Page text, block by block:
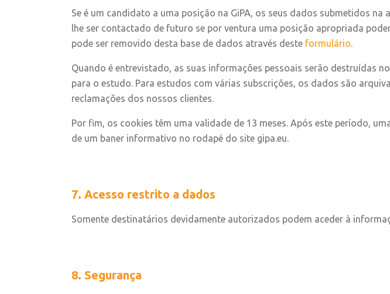
Se é um candidato a uma posição na GiPA, os seus dados submetidos
lhe ser contactado de futuro se por ventura uma posição apropriada
pode ser removido desta base de dados através deste formulário.
Quando é entrevistado, as suas informações pessoais serão destruídas
para o estudo. Para estudos com várias subscrições, os dados são
reclamações dos nossos clientes.
Por fim, os cookies têm uma validade de 13 meses. Após este período,
de um baner informativo no rodapé do site gipa.eu.
7. Acesso restrito a dados
Somente destinatários devidamente autorizados podem aceder à
8. Segurança